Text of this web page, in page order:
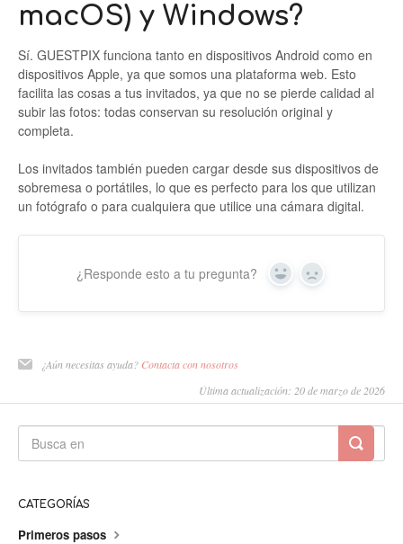
macOS) y Windows?
Sí. GUESTPIX funciona tanto en dispositivos Android como en
dispositivos Apple, ya que somos una plataforma web. Esto
facilita las cosas a tus invitados, ya que no se pierde calidad al
subir las fotos: todas conservan su resolución original y
completa.
Los invitados también pueden cargar desde sus dispositivos de
sobremesa o portátiles, lo que es perfecto para los que utilizan
un fotógrafo o para cualquiera que utilice una cámara digital.
¿Responde esto a tu pregunta? Sí No
¿Aún necesitas ayuda? Contacta con nosotros
Última actualización: 20 de marzo de 2026
CATEGORÍAS
Primeros pasos